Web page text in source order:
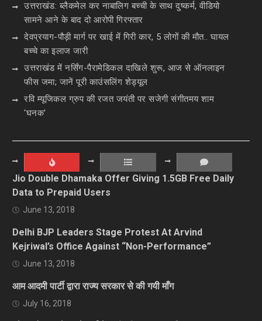
उत्तराखंड: ब्लैकमेल कर नाबालिग बच्ची के साथ दुष्कर्म, वीडियो
सामने आने के बाद दो आरोपी गिरफ्तार
देवप्रयाग-पौड़ी मार्ग पर खाई में गिरी कार, 5 लोगों की मौत.. घायल
बच्चे का इलाज जारी
उत्तराखंड में नर्सिंग-पैरामेडिकल दाखिले शुरू, आज से ऑनलाइन
फीस जमा; जानें पूरी काउंसलिंग शेड्यूल
रवि म्यूजिकल ग्रुप की रजत जयंती पर सजेगी संगीतमय शाम
‘घनक’
Jio Double Dhamaka Offer Giving 1.5GB Free Daily
Data to Prepaid Users
June 13, 2018
Delhi BJP Leaders Stage Protest At Arvind
Kejriwal’s Office Against “Non-Performance”
June 13, 2018
आम आदमी पार्टी द्वारा राज्य सरकार से की गयी माँग
July 16, 2018